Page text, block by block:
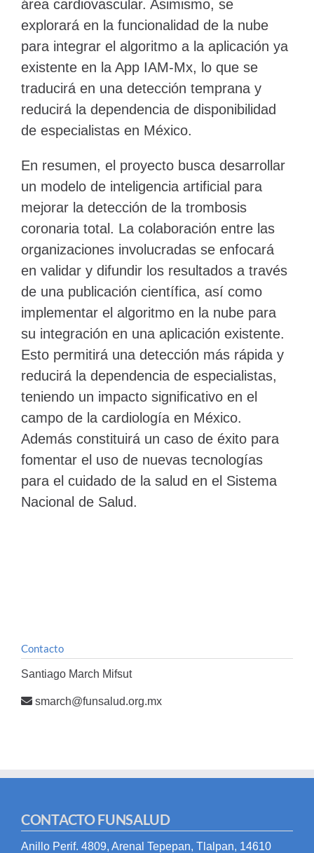
área cardiovascular. Asimismo, se
explorará en la funcionalidad de la nube
para integrar el algoritmo a la aplicación ya
existente en la App IAM-Mx, lo que se
traducirá en una detección temprana y
reducirá la dependencia de disponibilidad
de especialistas en México.
En resumen, el proyecto busca desarrollar
un modelo de inteligencia artificial para
mejorar la detección de la trombosis
coronaria total. La colaboración entre las
organizaciones involucradas se enfocará
en validar y difundir los resultados a través
de una publicación científica, así como
implementar el algoritmo en la nube para
su integración en una aplicación existente.
Esto permitirá una detección más rápida y
reducirá la dependencia de especialistas,
teniendo un impacto significativo en el
campo de la cardiología en México.
Además constituirá un caso de éxito para
fomentar el uso de nuevas tecnologías
para el cuidado de la salud en el Sistema
Nacional de Salud.
Contacto
Santiago March Mifsut
smarch@funsalud.org.mx
CONTACTO FUNSALUD
Anillo Perif. 4809, Arenal Tepepan, Tlalpan, 14610